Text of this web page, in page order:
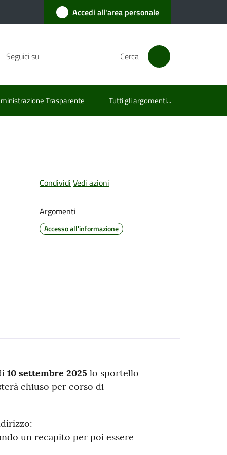
Accedi all'area personale
Seguici su Cerca
Trasparente Tutti gli argomenti...
Condividi Vedi azioni
Argomenti
Accesso all'informazione
10 settembre 2025 lo sportello
chiuso per corso di
un recapito per poi essere